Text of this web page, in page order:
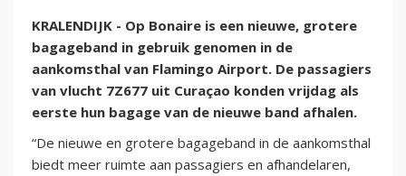
KRALENDIJK - Op Bonaire is een nieuwe, grotere
bagageband in gebruik genomen in de
aankomsthal van Flamingo Airport. De passagiers
van vlucht 7Z677 uit Curaçao konden vrijdag als
eerste hun bagage van de nieuwe band afhalen.
“De nieuwe en grotere bagageband in de aankomsthal
biedt meer ruimte aan passagiers en afhandelaren,